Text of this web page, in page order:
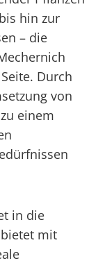
hin zur
– die
Durch
von
einem
in die
mit